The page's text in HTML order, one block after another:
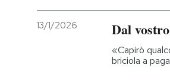
13/1/2026 Dal
«Capirò
briciola a